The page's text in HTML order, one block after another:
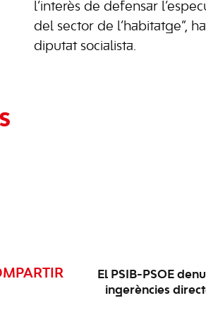
l’interès de defensar
del sector de l’habitatge”,
diputat socialista.
El PSIB-PSOE
ingerències